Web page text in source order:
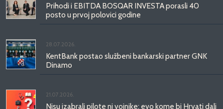
Prihodi i EBITDA BOSQAR INVESTA porasli 40
posto u prvoj polovici godine
28.07.2026.
KentBank postao službeni bankarski partner GNK
Dinamo
21.07.2026.
Nisu izabrali pilote ni vojnike: evo kome bi Hrvati dali